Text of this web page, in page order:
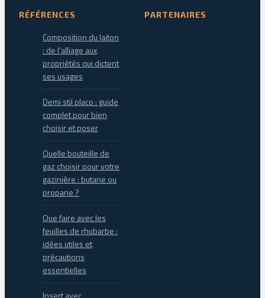
RÉFÉRENCES
Composition du laiton
: de l'alliage aux
propriétés qui dictent
ses usages
Demi stil placo : guide
complet pour bien
choisir et poser
Quelle bouteille de
gaz choisir pour votre
gazinière : butane ou
propane ?
Que faire avec les
feuilles de rhubarbe :
idées utiles et
précautions
essentielles
Insert avec
PARTENAIRES